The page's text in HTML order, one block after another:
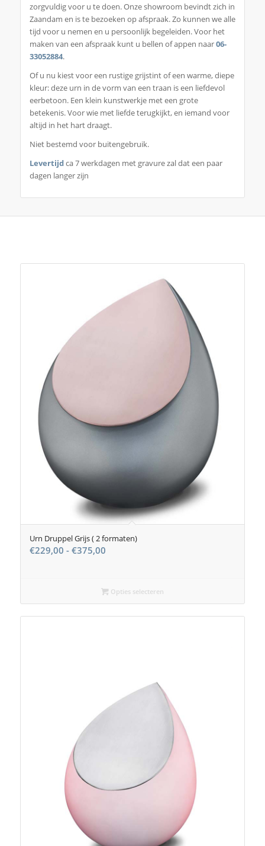
zorgvuldig voor u te doen. Onze showroom bevindt zich in
Zaandam en is te bezoeken op afspraak. Zo kunnen we alle
tijd voor u nemen en u persoonlijk begeleiden. Voor het
maken van een afspraak kunt u bellen of appen naar06-
33052884.
Of u nu kiest voor een rustige grijstint of een warme, diepe
kleur: deze urn in de vorm van een traan is een liefdevol
eerbetoon. Een klein kunstwerkje met een grote
betekenis. Voor wie met liefde terugkijkt, en iemand voor
altijd in het hart draagt.
Niet bestemd voor buitengebruik.
Levertijdca 7 werkdagen met gravure zal dat een paar
dagen langer zijn
Urn Druppel Grijs ( 2 formaten)
€229,00 - €375,00Prijsklasse:
€375,00
Opties selecteren